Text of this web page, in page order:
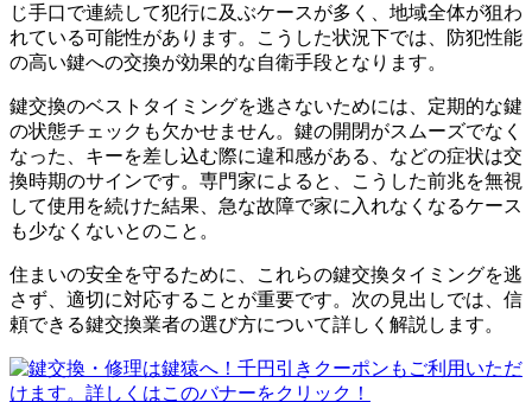
じ手口で連続して犯行に及ぶケースが多く、地域全体が狙わ
れている可能性があります。こうした状況下では、防犯性能
の高い鍵への交換が効果的な自衛手段となります。
鍵交換のベストタイミングを逃さないためには、定期的な鍵
の状態チェックも欠かせません。鍵の開閉がスムーズでなく
なった、キーを差し込む際に違和感がある、などの症状は交
換時期のサインです。専門家によると、こうした前兆を無視
して使用を続けた結果、急な故障で家に入れなくなるケース
も少なくないとのこと。
住まいの安全を守るために、これらの鍵交換タイミングを逃
さず、適切に対応することが重要です。次の見出しでは、信
頼できる鍵交換業者の選び方について詳しく解説します。